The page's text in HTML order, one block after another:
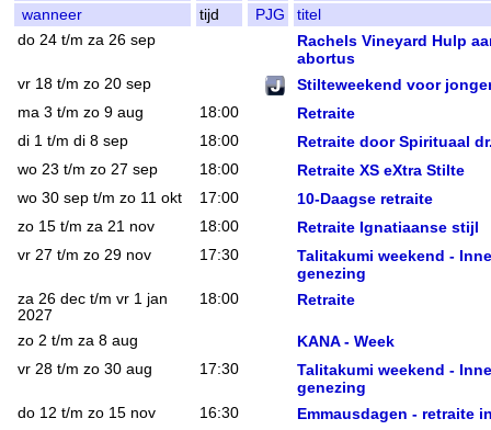
wanneer tijd PJG
titel
do 24 t/m za 26 sep
Rachels Vineyard Hulp
abortus
vr 18 t/m zo 20 sep Stilteweekend voor
ma 3 t/m zo 9 aug 18:00 Retraite
di 1 t/m di 8 sep 18:00 Retraite door Spirituaal
wo 23 t/m zo 27 sep 18:00 Retraite XS eXtra Stilte
wo 30 sep t/m zo 11 okt 17:00 10-Daagse retraite
zo 15 t/m za 21 nov 18:00 Retraite Ignatiaanse stijl
vr 27 t/m zo 29 nov 17:30
Talitakumi weekend -
genezing
za 26 dec t/m vr 1 jan
2027
18:00 Retraite
zo 2 t/m za 8 aug KANA - Week
vr 28 t/m zo 30 aug 17:30
Talitakumi weekend -
genezing
do 12 t/m zo 15 nov 16:30 Emmausdagen - retraite